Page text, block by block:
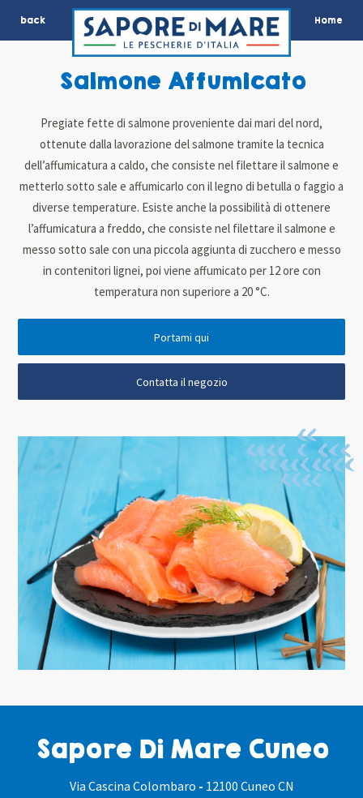
back Home
Sapore Di Mare Cuneo
Via Cascina Colombaro - 12100 Cuneo CN
Salmone Affumicato
Pregiate fette di salmone proveniente dai mari del nord,
ottenute dalla lavorazione del salmone tramite la tecnica
dell’affumicatura a caldo, che consiste nel filettare il salmone e
metterlo sotto sale e affumicarlo con il legno di betulla o faggio a
diverse temperature. Esiste anche la possibilità di ottenere
l’affumicatura a freddo, che consiste nel filettare il salmone e
messo sotto sale con una piccola aggiunta di zucchero e messo
in contenitori lignei, poi viene affumicato per 12 ore con
temperatura non superiore a 20 °C.
Portami qui
Contatta il negozio